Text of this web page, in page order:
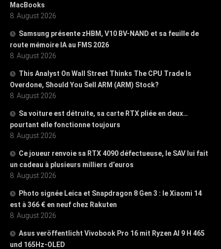
MacBooks
8. August 2026
Samsung présente zHBM, V10 BV-NAND et sa feuille de
route mémoire IA au FMS 2026
8. August 2026
This Analyst On Wall Street Thinks The CPU Trade Is
Overdone, Should You Sell ARM (ARM) Stock?
8. August 2026
Sa voiture est détruite, sa carte RTX pliée en deux…
pourtant elle fonctionne toujours
8. August 2026
Ce joueur renvoie sa RTX 4090 défectueuse, le SAV lui fait
un cadeau à plusieurs milliers d’euros
8. August 2026
Photo signée Leica et Snapdragon 8 Gen 3 : le Xiaomi 14
est à 366 € en neuf chez Rakuten
8. August 2026
Asus veröffentlicht Vivobook Pro 16 mit Ryzen AI 9 H 465
und 165Hz-OLED